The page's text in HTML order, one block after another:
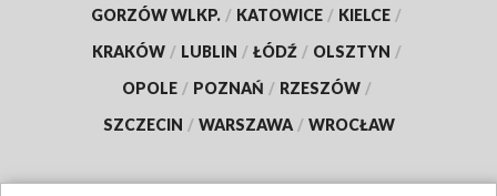
GORZÓW WLKP. / KATOWICE / KIELCE /
KRAKÓW / LUBLIN / ŁÓDŹ / OLSZTYN /
OPOLE / POZNAŃ / RZESZÓW /
SZCZECIN / WARSZAWA / WROCŁAW